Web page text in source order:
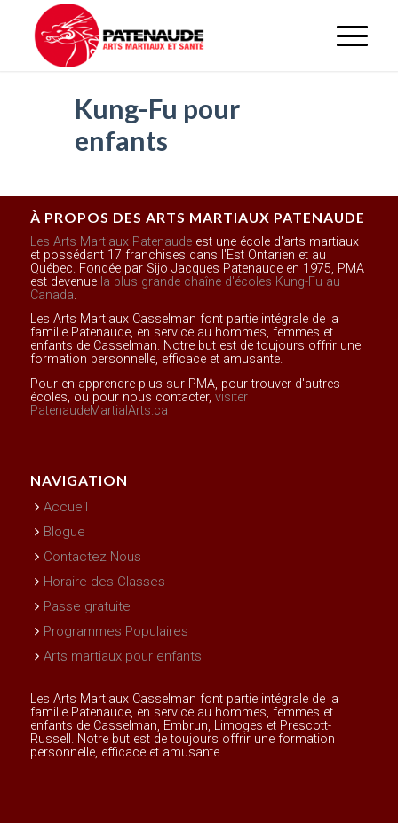
Kung-Fu pour
enfants
À PROPOS DES ARTS MARTIAUX PATENAUDE
Les Arts Martiaux Patenaudeest une école d'arts martiaux
et possédant 17 franchises dans l'Est Ontarien et au
Québec. Fondée par Sijo Jacques Patenaude en 1975, PMA
est devenue la plus grande chaîne d'écoles Kung-Fu au
Canada.
Les Arts Martiaux Casselman font partie intégrale de la
famille Patenaude, en service au hommes, femmes et
enfants de Casselman. Notre but est de toujours offrir une
formation personnelle, efficace et amusante.
Pour en apprendre plus sur PMA, pour trouver d'autres
écoles, ou pour nous contacter, visiter
PatenaudeMartialArts.ca
NAVIGATION
Accueil
Blogue
Contactez Nous
Horaire des Classes
Passe gratuite
Programmes Populaires
Arts martiaux pour enfants
Les Arts Martiaux Casselman font partie intégrale de la
famille Patenaude, en service au hommes, femmes et
enfants de Casselman, Embrun, Limoges et Prescott-
Russell. Notre but est de toujours offrir une formation
personnelle, efficace et amusante.